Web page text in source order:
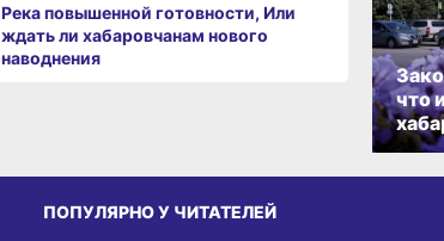
Река повышенной готовности, Или
ждать ли хабаровчанам нового
наводнения
что
ПОПУЛЯРНО У ЧИТАТЕЛЕЙ